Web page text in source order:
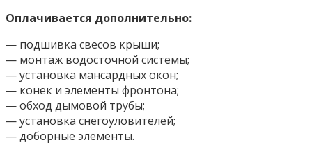
Оплачивается дополнительно:
— подшивка свесов крыши;
— монтаж водосточной системы;
— установка мансардных окон;
— конек и элементы фронтона;
— обход дымовой трубы;
— установка снегоуловителей;
— доборные элементы.